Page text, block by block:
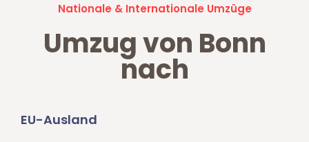
Nationale & Internationale Umzüge
Umzug von Bonn
nach
EU-Ausland